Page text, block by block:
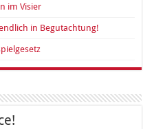
im Visier
in Begutachtung!